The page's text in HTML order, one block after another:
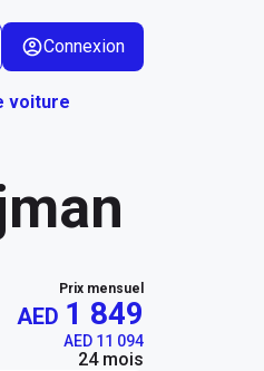
Connexion
voiture
Prix mensuel
AED 1 849
AED 11 094
24 mois